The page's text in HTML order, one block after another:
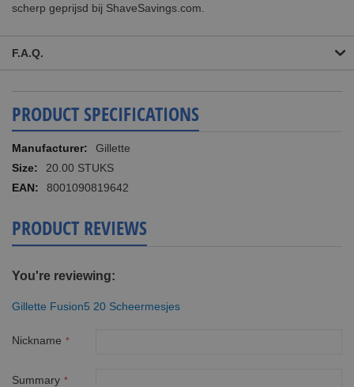
scherp geprijsd bij ShaveSavings.com.
F.A.Q.
PRODUCT SPECIFICATIONS
More
Information
Gillette
20.00 STUKS
8001090819642
PRODUCT REVIEWS
You're reviewing:
Gillette Fusion5 20 Scheermesjes
Nickname
Summary